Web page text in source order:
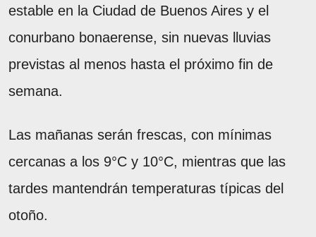
estable en la Ciudad de Buenos Aires y el
conurbano bonaerense, sin nuevas lluvias
previstas al menos hasta el próximo fin de
semana.
Las mañanas serán frescas, con mínimas
cercanas a los 9°C y 10°C, mientras que las
tardes mantendrán temperaturas típicas del
otoño.